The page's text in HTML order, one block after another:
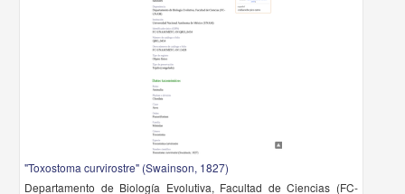
"Toxostoma curvirostre" (Swainson, 1827)
Departamento de Biología Evolutiva, Facultad de Ciencias (FC-